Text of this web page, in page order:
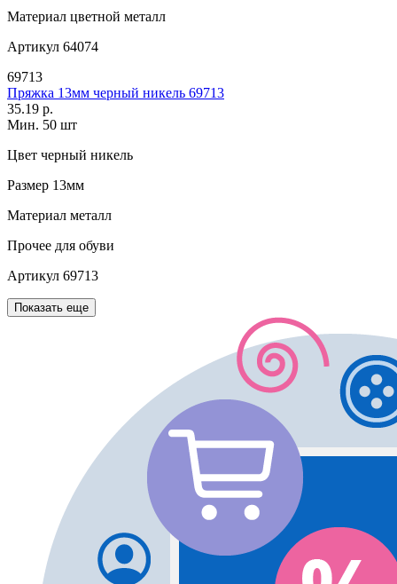
Материал цветной металл
Артикул 64074
69713
Пряжка 13мм черный никель 69713
35.19 р.
Мин. 50 шт
Цвет черный никель
Размер 13мм
Материал металл
Прочее для обуви
Артикул 69713
Показать еще